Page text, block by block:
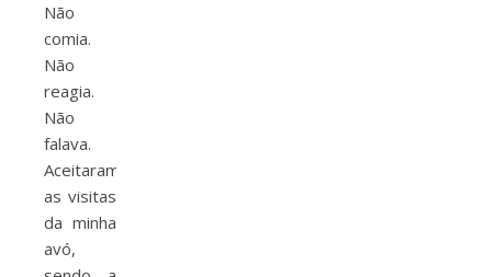
Não
comia.
Não
reagia.
Não
falava.
Aceitaram
as visitas
da minha
avó,